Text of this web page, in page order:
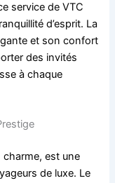
service de VTC
d’esprit. La
et son confort
des invités
à chaque
est une
de luxe. Le